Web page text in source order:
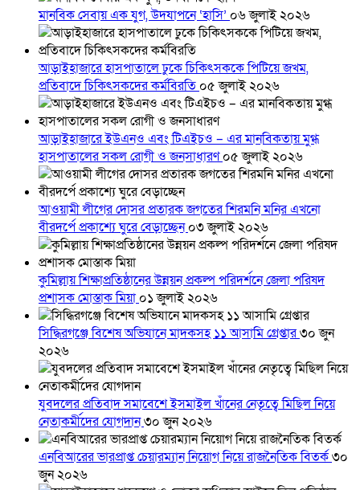
মানবিক সেবায় এক যুগ, উদযাপনে ‘হাসি’ ০৬ জুলাই ২০২৬
আড়াইহাজারে হাসপাতালে ঢুকে চিকিৎসককে পিটিয়ে জখম,
প্রতিবাদে চিকিৎসকদের কর্মবিরতি ০৫ জুলাই ২০২৬
আড়াইহাজারে ইউএনও এবং টিএইচও – এর মানবিকতায় মুগ্ধ
হাসপাতালের সকল রোগী ও জনসাধারণ০৫ জুলাই ২০২৬
আওয়ামী লীগের দোসর প্রতারক জগতের শিরমনি মনির এখনো
বীরদর্পে প্রকাশ্যে ঘুরে বেড়াচ্ছেন০৩ জুলাই ২০২৬
কুমিল্লায় শিক্ষাপ্রতিষ্ঠানের উন্নয়ন প্রকল্প পরিদর্শনে জেলা পরিষদ
প্রশাসক মোস্তাক মিয়া ০১ জুলাই ২০২৬
সিদ্ধিরগঞ্জে বিশেষ অভিযানে মাদকসহ ১১ আসামি গ্রেপ্তার৩০ জুন
২০২৬
যুবদলের প্রতিবাদ সমাবেশে ইসমাইল খাঁনের নেতৃত্বে মিছিল নিয়ে
নেতাকর্মীদের যোগদান৩০ জুন ২০২৬
এনবিআরের ভারপ্রাপ্ত চেয়ারম্যান নিয়োগ নিয়ে রাজনৈতিক বিতর্ক৩০
জুন ২০২৬